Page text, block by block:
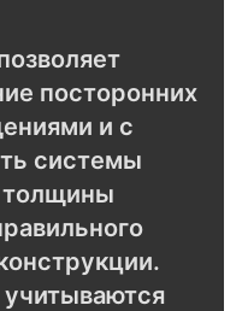
посторонних
и с
системы
толщины